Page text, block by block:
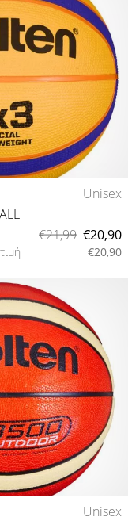
Unisex
€21,99 €20,90
€20,90
6
Unisex